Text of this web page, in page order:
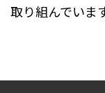
取り組んでいま